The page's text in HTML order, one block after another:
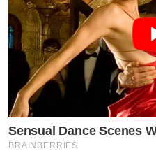
Living Co-Working Space,
Yard และ Swimming Pool
การทำงาน และกิจกรรมขอ
การดูแลความปลอดภัยตลอด
การเข้าออกโครงการตามม
การเปิดตัว SŌLVANI นครสว
Sensual Dance Scenes
BRAINBERRIES